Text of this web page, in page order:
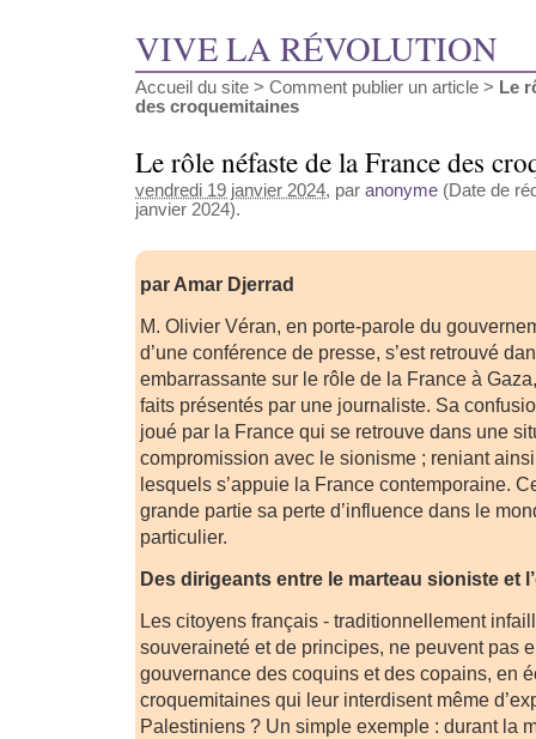
VIVE LA RÉVOLUTION
Accueil du site > Comment publier un article > Le
des croquemitaines
Le rôle néfaste de la France des
vendredi 19 janvier 2024, par anonyme (Date de
janvier 2024).
par Amar Djerrad
M. Olivier Véran, en porte-parole du
d’une conférence de presse, s’est retrouvé
embarrassante sur le rôle de la France à
faits présentés par une journaliste. Sa
joué par la France qui se retrouve dans une
compromission avec le sionisme ; reniant
lesquels s’appuie la France contemporaine.
grande partie sa perte d’influence dans le
particulier.
Des dirigeants entre le marteau sioniste et
Les citoyens français - traditionnellement
souveraineté et de principes, ne peuvent pas
gouvernance des coquins et des copains, en
croquemitaines qui leur interdisent même
Palestiniens ? Un simple exemple : durant la